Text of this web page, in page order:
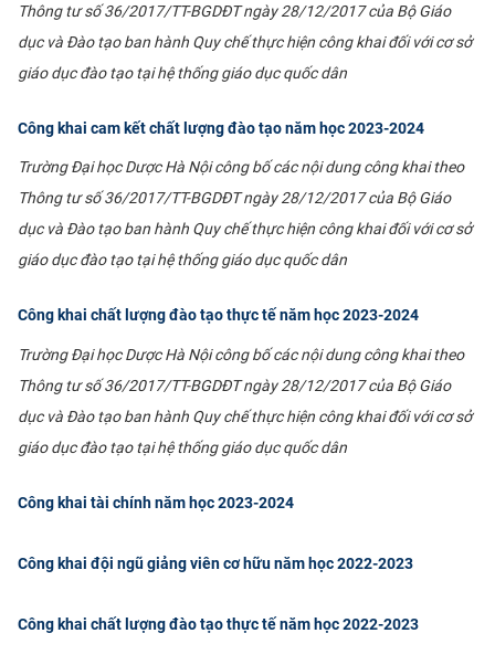
Thông tư số 36/2017/TT-BGDĐT ngày 28/12/2017 của Bộ Giáo
dục và Đào tạo ban hành Quy chế thực hiện công khai đối với cơ sở
giáo dục đào tạo tại hệ thống giáo dục quốc dân
Công khai cam kết chất lượng đào tạo năm học 2023-2024
Trường Đại học Dược Hà Nội công bố các nội dung công khai theo
Thông tư số 36/2017/TT-BGDĐT ngày 28/12/2017 của Bộ Giáo
dục và Đào tạo ban hành Quy chế thực hiện công khai đối với cơ sở
giáo dục đào tạo tại hệ thống giáo dục quốc dân
Công khai chất lượng đào tạo thực tế năm học 2023-2024
Trường Đại học Dược Hà Nội công bố các nội dung công khai theo
Thông tư số 36/2017/TT-BGDĐT ngày 28/12/2017 của Bộ Giáo
dục và Đào tạo ban hành Quy chế thực hiện công khai đối với cơ sở
giáo dục đào tạo tại hệ thống giáo dục quốc dân
Công khai tài chính năm học 2023-2024
Công khai đội ngũ giảng viên cơ hữu năm học 2022-2023
Công khai chất lượng đào tạo thực tế năm học 2022-2023